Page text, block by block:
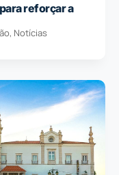
reforçar a
, Notícias